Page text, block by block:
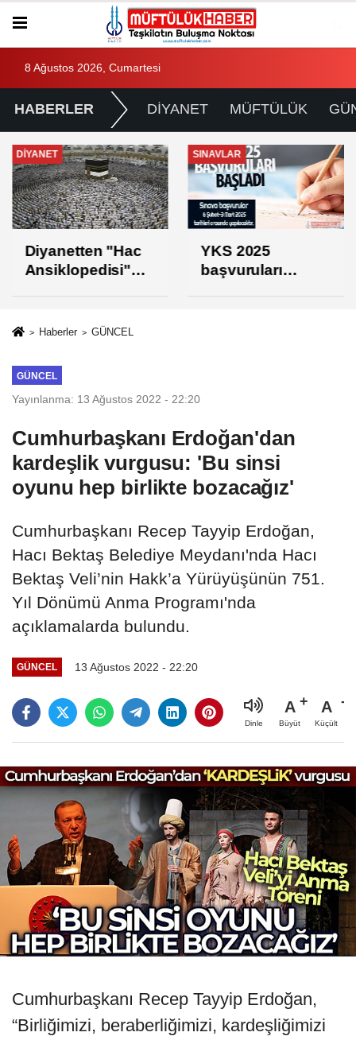
8 Ağustos 2026, Cumartesi
HABERLER DİYANET MÜFTÜLÜK
DİYANET
Diyanetten "Hac
Ansiklopedisi"
SINAVLAR
YKS 2025
başvuruları
Haberler GÜNCEL
GÜNCEL
Yayınlanma: 13 Ağustos 2022 - 22:20
Cumhurbaşkanı Erdoğan'dan
kardeşlik vurgusu: 'Bu sinsi
oyunu hep birlikte bozacağız'
Cumhurbaşkanı Recep Tayyip Erdoğan,
Hacı Bektaş Belediye Meydanı'nda Hacı
Bektaş Veli’nin Hakk’a Yürüyüşünün 751.
Yıl Dönümü Anma Programı'nda
açıklamalarda bulundu.
GÜNCEL 13 Ağustos 2022 - 22:20
Dinle
A
Büyüt
A
Küçült
Cumhurbaşkanı Recep Tayyip Erdoğan,
“Birliğimizi, beraberliğimizi, kardeşliğimizi